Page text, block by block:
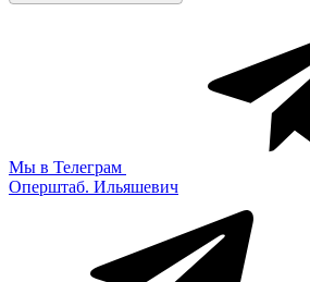
Мы в Телеграм
Оперштаб. Ильяшевич